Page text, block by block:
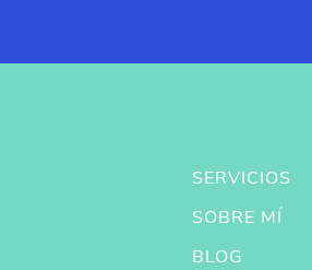
SERVICIOS
SOBRE MÍ
BLOG